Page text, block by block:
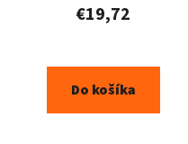
€19,72
Do košíka